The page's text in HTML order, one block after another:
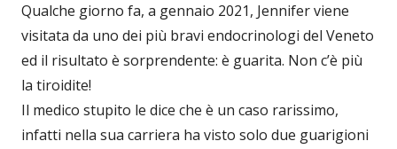
Qualche giorno fa, a gennaio 2021, Jennifer viene
visitata da uno dei più bravi endocrinologi del Veneto
ed il risultato è sorprendente: è guarita. Non c’è più
la tiroidite!
Il medico stupito le dice che è un caso rarissimo,
infatti nella sua carriera ha visto solo due guarigioni